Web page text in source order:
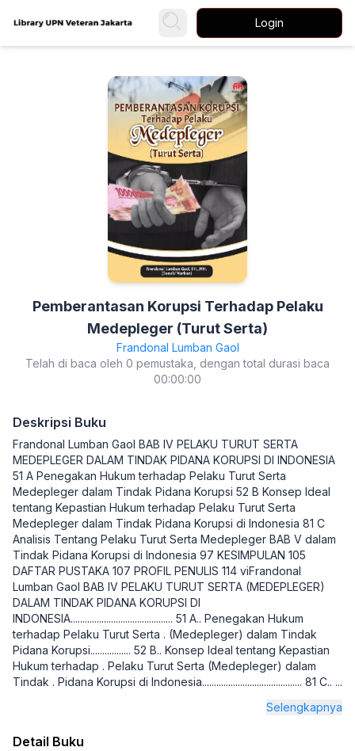
Login
Pemberantasan Korupsi Terhadap Pelaku
Medepleger (Turut Serta)
Frandonal Lumban Gaol
Telah di baca oleh 0 pemustaka, dengan total durasi baca
00:00:00
Deskripsi Buku
Frandonal Lumban Gaol BAB IV PELAKU TURUT SERTA
MEDEPLEGER DALAM TINDAK PIDANA KORUPSI DI INDONESIA
51 A Penegakan Hukum terhadap Pelaku Turut Serta
Medepleger dalam Tindak Pidana Korupsi 52 B Konsep Ideal
tentang Kepastian Hukum terhadap Pelaku Turut Serta
Medepleger dalam Tindak Pidana Korupsi di Indonesia 81 C
Analisis Tentang Pelaku Turut Serta Medepleger BAB V dalam
Tindak Pidana Korupsi di Indonesia 97 KESIMPULAN 105
DAFTAR PUSTAKA 107 PROFIL PENULIS 114 viFrandonal
Lumban Gaol BAB IV PELAKU TURUT SERTA (MEDEPLEGER)
DALAM TINDAK PIDANA KORUPSI DI
INDONESIA........................................... 51 A.. Penegakan Hukum
terhadap Pelaku Turut Serta . (Medepleger) dalam Tindak
Pidana Korupsi................. 52 B.. Konsep Ideal tentang Kepastian
Hukum terhadap . Pelaku Turut Serta (Medepleger) dalam
Tindak . Pidana Korupsi di Indonesia.......................................... 81 C.. ...
Selengkapnya
Detail Buku